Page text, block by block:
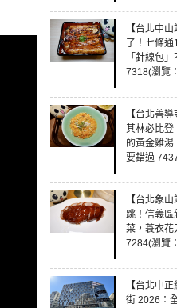
【台北中
了！七條
「針線包
7318(瀏覽
【台北善
其林必比登
的黃金雞湯
要錯過
【台北象
跳！信義區
菜，蓑衣花
7284(瀏覽
【台北中
街 2026：